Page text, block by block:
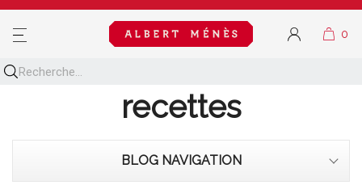
MENU
Découvrez toutes nos
recettes
BLOG NAVIGATION